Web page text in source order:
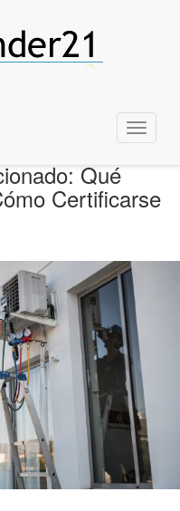
Menu
Qué
Certificarse